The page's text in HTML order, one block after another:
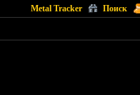
Metal Tracker Поиск